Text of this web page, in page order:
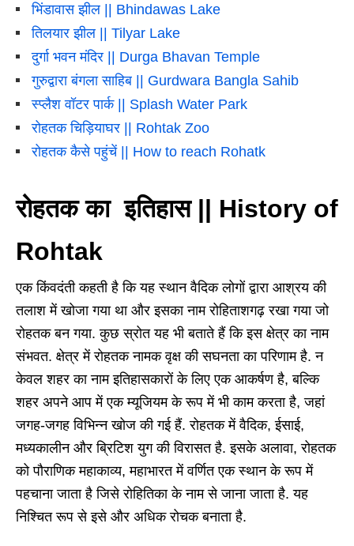
भिंडावास झील || Bhindawas Lake
तिलयार झील || Tilyar Lake
दुर्गा भवन मंदिर || Durga Bhavan Temple
गुरुद्वारा बंगला साहिब || Gurdwara Bangla Sahib
स्प्लैश वॉटर पार्क || Splash Water Park
रोहतक चिड़ियाघर || Rohtak Zoo
रोहतक कैसे पहुंचें || How to reach Rohatk
रोहतक का इतिहास || History of
Rohtak
एक किंवदंती कहती है कि यह स्थान वैदिक लोगों द्वारा आश्रय की
तलाश में खोजा गया था और इसका नाम रोहिताशगढ़ रखा गया जो
रोहतक बन गया. कुछ स्रोत यह भी बताते हैं कि इस क्षेत्र का नाम
संभवत. क्षेत्र में रोहतक नामक वृक्ष की सघनता का परिणाम है. न
केवल शहर का नाम इतिहासकारों के लिए एक आकर्षण है, बल्कि
शहर अपने आप में एक म्यूजियम के रूप में भी काम करता है, जहां
जगह-जगह विभिन्न खोज की गई हैं. रोहतक में वैदिक, ईसाई,
मध्यकालीन और ब्रिटिश युग की विरासत है. इसके अलावा, रोहतक
को पौराणिक महाकाव्य, महाभारत में वर्णित एक स्थान के रूप में
पहचाना जाता है जिसे रोहितिका के नाम से जाना जाता है. यह
निश्चित रूप से इसे और अधिक रोचक बनाता है.